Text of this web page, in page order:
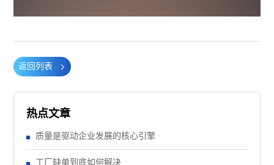
返回列表
热点文章
质量是驱动企业发展的核心引擎
工厂缺单到底如何解决